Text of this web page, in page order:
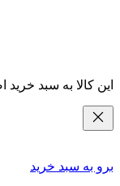
این کالا به سبد
برو به سبد خرید